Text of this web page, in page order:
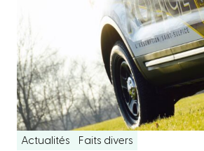
Actualités Faits divers